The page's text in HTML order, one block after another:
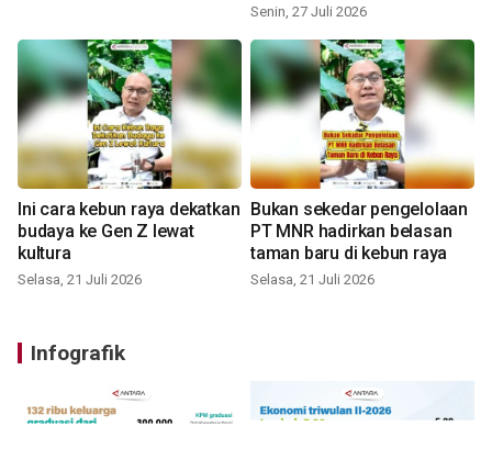
Senin, 27 Juli 2026
Ini cara kebun raya dekatkan
budaya ke Gen Z lewat
kultura
Selasa, 21 Juli 2026
Bukan sekedar pengelolaan
PT MNR hadirkan belasan
taman baru di kebun raya
Selasa, 21 Juli 2026
Infografik